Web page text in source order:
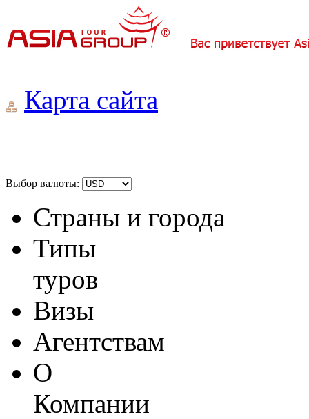
Карта сайта
Выбор валюты:
Страны и города
Типы
туров
Визы
Агентствам
О
Компании